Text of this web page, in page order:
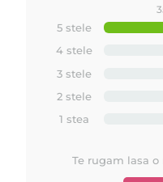
5 stele
4 stele
3 stele
2 stele
1 stea
Te rugam lasa o